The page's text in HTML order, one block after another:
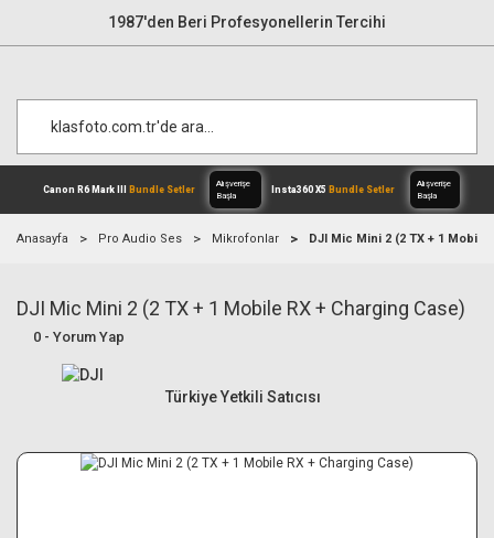
1987'den Beri Profesyonellerin Tercihi
Canon R6 Mark IIIBundle Setler
Alışverişe
Anasayfa Pro Audio Ses Mikrofonlar DJI Mic Mini 2 (2 TX + 1 Mobile
DJI Mic Mini 2 (2 TX + 1 Mobile RX + Charging Case)
0 - Yorum Yap
Türkiye Yetkili Satıcısı